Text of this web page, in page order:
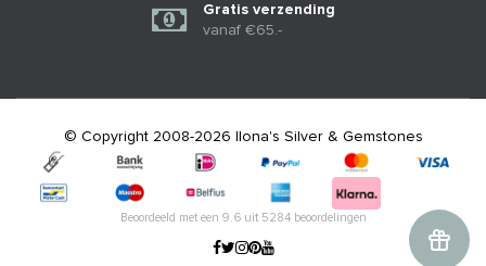
Gratis verzending
vanaf €65.-
© Copyright 2008-2026 Ilona's Silver & Gemstones
Beoordeeld met een 9.6uit 5284beoordelingen